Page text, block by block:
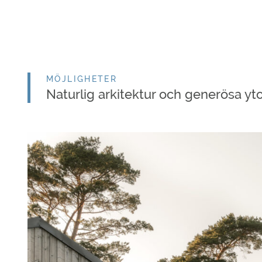
MÖJLIGHETER
Naturlig arkitektur och generösa